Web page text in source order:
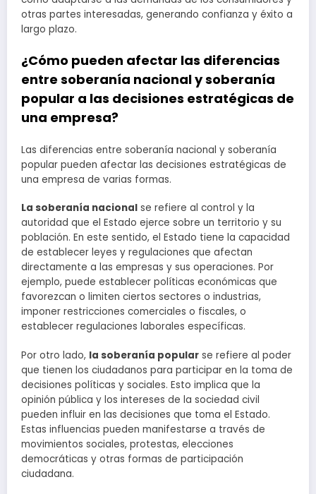
otras partes interesadas, generando confianza y éxito a
largo plazo.
¿Cómo pueden afectar las diferencias
entre soberanía nacional y soberanía
popular a las decisiones estratégicas de
una empresa?
Las diferencias entre soberanía nacional y soberanía
popular pueden afectar las decisiones estratégicas de
una empresa de varias formas.
La soberanía nacional se refiere al control y la
autoridad que el Estado ejerce sobre un territorio y su
población. En este sentido, el Estado tiene la capacidad
de establecer leyes y regulaciones que afectan
directamente a las empresas y sus operaciones. Por
ejemplo, puede establecer políticas económicas que
favorezcan o limiten ciertos sectores o industrias,
imponer restricciones comerciales o fiscales, o
establecer regulaciones laborales específicas.
Por otro lado, la soberanía popular se refiere al poder
que tienen los ciudadanos para participar en la toma de
decisiones políticas y sociales. Esto implica que la
opinión pública y los intereses de la sociedad civil
pueden influir en las decisiones que toma el Estado.
Estas influencias pueden manifestarse a través de
movimientos sociales, protestas, elecciones
democráticas y otras formas de participación
ciudadana.